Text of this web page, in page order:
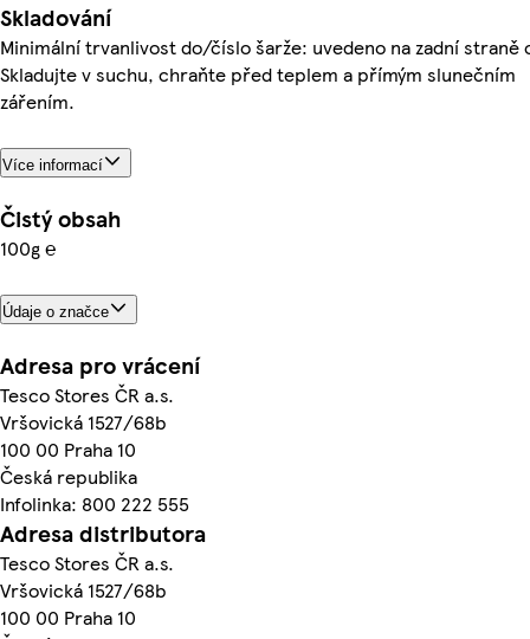
Skladování
Minimální trvanlivost do/číslo šarže: uvedeno na zadní straně
Skladujte v suchu, chraňte před teplem a přímým slunečním
zářením.
Více informací
Čistý obsah
100g ℮
Údaje o značce
Adresa pro vrácení
Tesco Stores ČR a.s.
Vršovická 1527/68b
100 00 Praha 10
Česká republika
Infolinka: 800 222 555
Adresa distributora
Tesco Stores ČR a.s.
Vršovická 1527/68b
100 00 Praha 10